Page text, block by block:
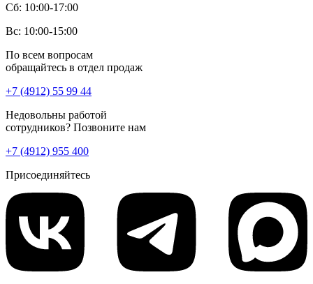
Сб: 10:00-17:00
Вс: 10:00-15:00
По всем вопросам
обращайтесь в отдел продаж
+7 (4912) 55 99 44
Недовольны работой
сотрудников? Позвоните нам
+7 (4912) 955 400
Присоединяйтесь